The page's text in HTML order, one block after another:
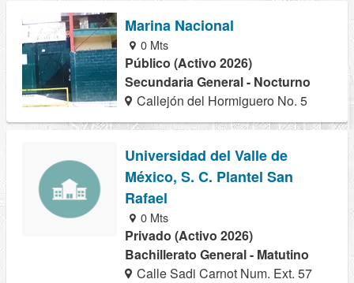
Marina Nacional
0 Mts
Público (Activo 2026)
Secundaria General - Nocturno
Callejón del Hormiguero No. 5
Universidad del Valle de
México, S. C. Plantel San
Rafael
0 Mts
Privado (Activo 2026)
Bachillerato General - Matutino
Calle Sadi Carnot Num. Ext. 57